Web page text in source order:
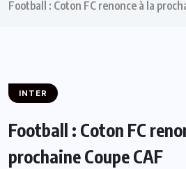
Football : Coton FC renonce à la
INTER
Football : Coton FC
prochaine Coupe CAF